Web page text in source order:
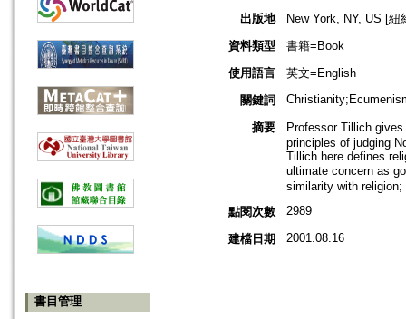
書目管理
出版地
New York, NY, US [
資料類型
書籍=Book
使用語言
英文=English
關鍵詞
摘要
Professor Tillich
principles of judging
Tillich here defines
ultimate concern as
similarity with
點閱次數
2989
建檔日期 2001.08.16